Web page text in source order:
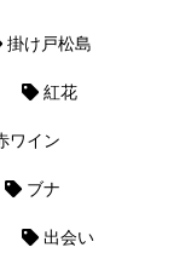
掛け戸松島
紅花
ワイン
ブナ
出会い